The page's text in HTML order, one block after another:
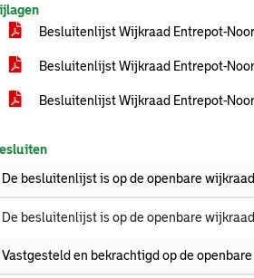
Besluitenlijst Wijkraad Entrepot-
Besluitenlijst Wijkraad Entrepot-
Besluitenlijst Wijkraad Entrepot-
De besluitenlijst is op de openbare
De besluitenlijst is op de openbare
Vastgesteld en bekrachtigd op de